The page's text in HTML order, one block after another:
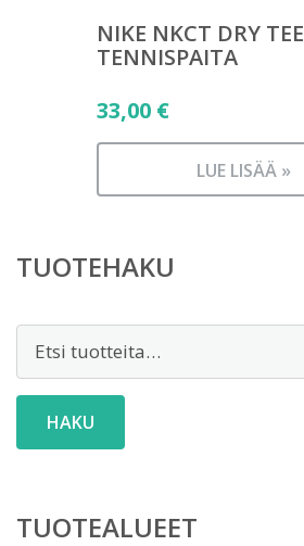
NIKE NKCT DRY TEE
TENNISPAITA
33,00 €
LUE LISÄÄ »
TUOTEHAKU
Etsi:
HAKU
TUOTEALUEET